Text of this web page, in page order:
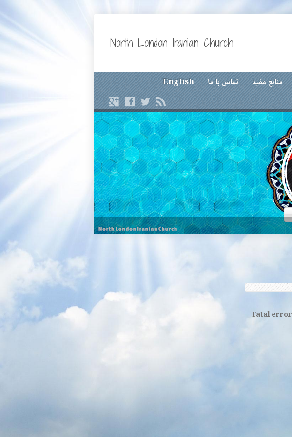
North London Iranian Church
منابع مفید تماس با ما English
Fatal error